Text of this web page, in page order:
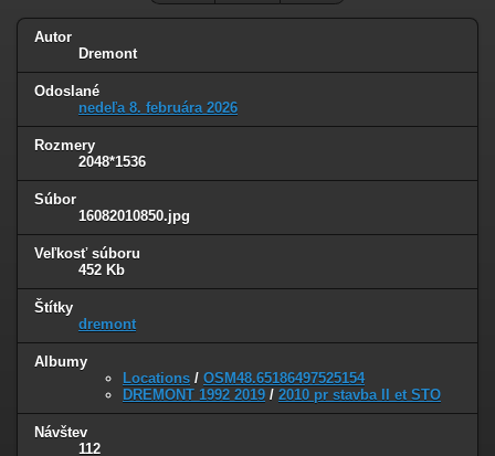
Autor
Dremont
Odoslané
nedeľa 8. februára 2026
Rozmery
2048*1536
Súbor
16082010850.jpg
Veľkosť súboru
452 Kb
Štítky
dremont
Albumy
Locations / OSM48.65186497525154
DREMONT 1992 2019 / 2010 pr stavba II et STO
Návštev
112